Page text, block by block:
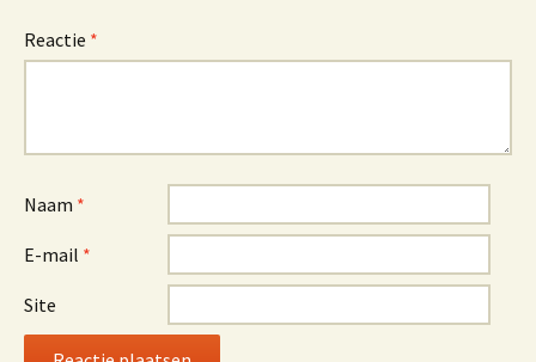
Reactie *
Naam *
E-mail *
Site